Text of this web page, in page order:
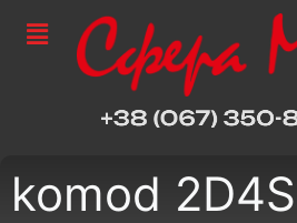
komod